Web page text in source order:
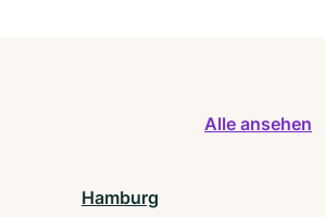
Alle ansehen
Hamburg